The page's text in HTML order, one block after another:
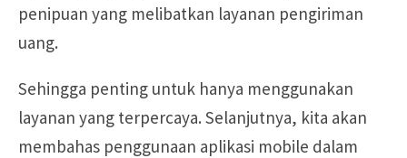
penipuan yang melibatkan layanan pengiriman
uang.
Sehingga penting untuk hanya menggunakan
layanan yang terpercaya. Selanjutnya, kita akan
membahas penggunaan aplikasi mobile dalam